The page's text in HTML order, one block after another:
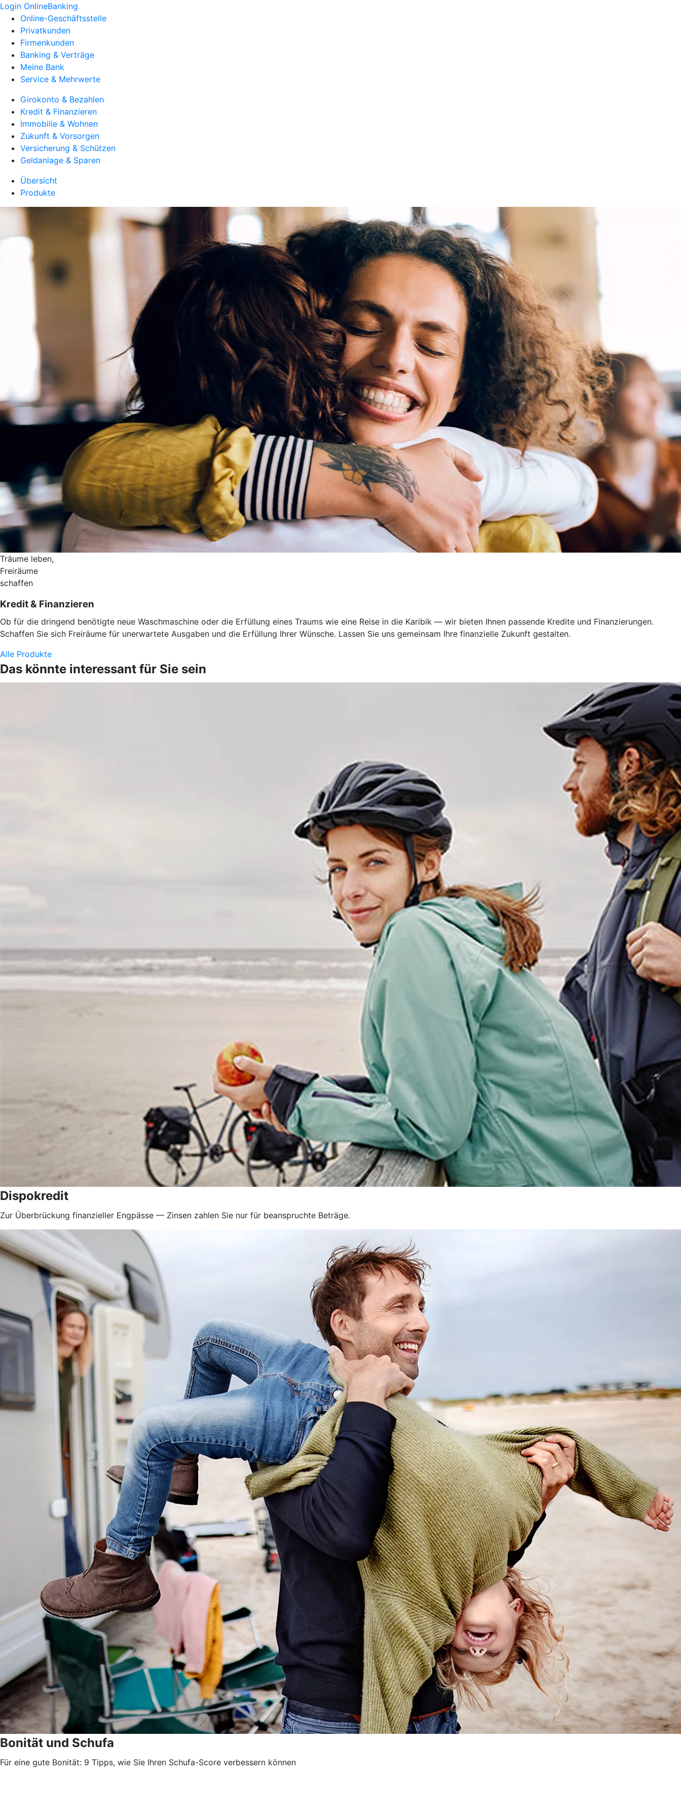
Login OnlineBanking
Online-Geschäftsstelle
Privatkunden
Firmenkunden
Banking & Verträge
Meine Bank
Service & Mehrwerte
Girokonto & Bezahlen
Kredit & Finanzieren
Immobilie & Wohnen
Zukunft & Vorsorgen
Versicherung & Schützen
Geldanlage & Sparen
Übersicht
Produkte
Träume leben,
Freiräume
schaffen
Kredit & Finanzieren
Ob für die dringend benötigte neue Waschmaschine oder die Erfüllung eines Traums wie eine Reise in die Karibik — wir bieten Ihnen passende Kredite und Finanzierungen.
Schaffen Sie sich Freiräume für unerwartete Ausgaben und die Erfüllung Ihrer Wünsche. Lassen Sie uns gemeinsam Ihre finanzielle Zukunft gestalten.
Alle Produkte
Das könnte interessant für Sie sein
Dispokredit
Zur Überbrückung finanzieller Engpässe — Zinsen zahlen Sie nur für beanspruchte Beträge.
Bonität und Schufa
Für eine gute Bonität: 9 Tipps, wie Sie Ihren Schufa-Score verbessern können